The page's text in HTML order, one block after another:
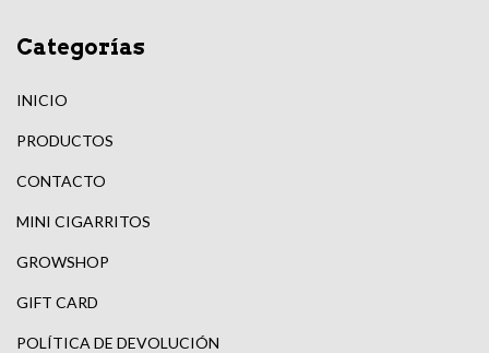
Categorías
INICIO
PRODUCTOS
CONTACTO
MINI CIGARRITOS
GROWSHOP
GIFT CARD
POLÍTICA DE DEVOLUCIÓN